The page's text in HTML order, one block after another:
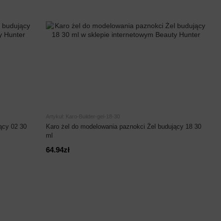
02 30
Artykuł: Karo-Builder-gel-18-30
Karo żel do modelowania paznokci Żel budujący 18 30
ml
64.94zł